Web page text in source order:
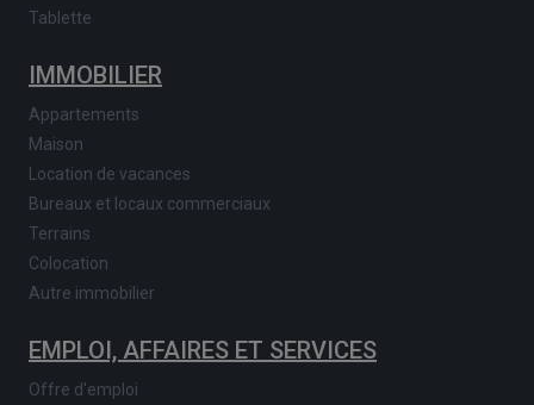
Tablette
IMMOBILIER
Appartements
Maison
Location de vacances
Bureaux et locaux commerciaux
Terrains
Colocation
Autre immobilier
EMPLOI, AFFAIRES ET SERVICES
Offre d'emploi